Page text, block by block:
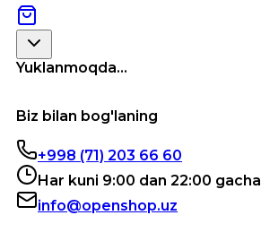
Yuklanmoqda...
Biz bilan bog'laning
+998 (71) 203 66 60
Har kuni 9:00 dan 22:00 gacha
info@openshop.uz